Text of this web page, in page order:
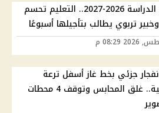
موعد بدء الدراسة 2026-2027.. التعليم تحسم
تربوي يطالب بتأجيلها أسبوعًا
جزئي بخط غاز أسفل ترعة
الإسماعيلية.. غلق المحابس وتوقف 4 محطات